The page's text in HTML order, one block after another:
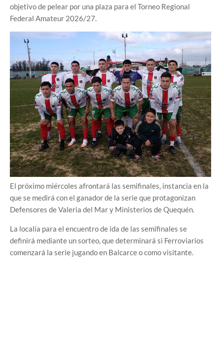
objetivo de pelear por una plaza para el Torneo Regional
Federal Amateur 2026/27.
El próximo miércoles afrontará las semifinales, instancia en la
que se medirá con el ganador de la serie que protagonizan
Defensores de Valeria del Mar y Ministerios de Quequén.
La localía para el encuentro de ida de las semifinales se
definirá mediante un sorteo, que determinará si Ferroviarios
comenzará la serie jugando en Balcarce o como visitante.